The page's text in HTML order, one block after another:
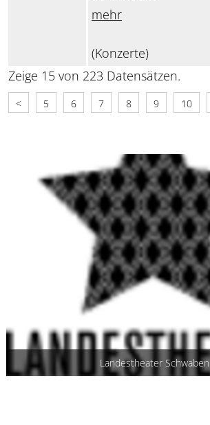
mehr
(Konzerte)
Zeige 15 von 223 Datensätzen.
< 5 6 7 8 9 10
Landestheater Schwaben